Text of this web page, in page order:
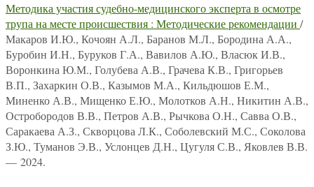
Методика участия судебно-медицинского эксперта в осмотре
трупа на месте происшествия : Методические рекомендации /
Макаров И.Ю., Кочоян А.Л., Баранов М.Л., Бородина А.А.,
Буробин И.Н., Буруков Г.А., Вавилов А.Ю., Власюк И.В.,
Воронкина Ю.М., Голубева А.В., Грачева К.В., Григорьев
В.П., Захаркин О.В., Казымов М.А., Кильдюшов Е.М.,
Миненко А.В., Мищенко Е.Ю., Молотков А.Н., Никитин А.В.,
Остробородов В.В., Петров А.В., Рычкова О.Н., Савва О.В.,
Саракаева А.З., Скворцова Л.К., Соболевский М.С., Соколова
З.Ю., Туманов Э.В., Услонцев Д.Н., Цугуля С.В., Яковлев В.В.
— 2024.